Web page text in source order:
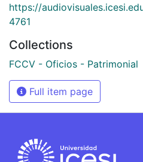
https://
4761
Collections
FCCV - Oficios - Patrimonial
Full item page